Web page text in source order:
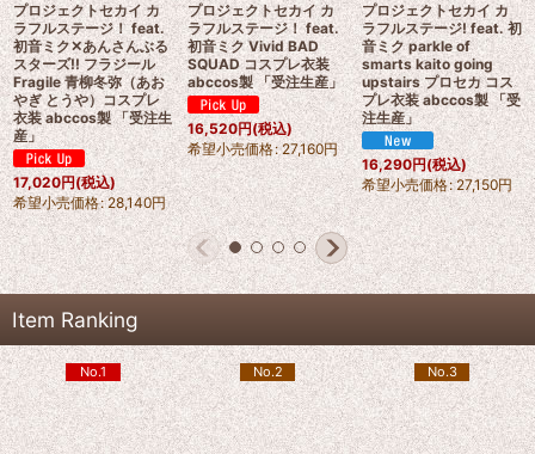
プロジェクトセカイ カ
ラフルステージ！ feat.
初音ミク✕あんさんぶる
スターズ!! フラジール
Fragile 青柳冬弥（あお
やぎ とうや）コスプレ
衣装 abccos製 「受注生
産」
17,020円(税込)
希望小売価格: 28,140円
プロジェクトセカイ カ
ラフルステージ！ feat.
初音ミク Vivid BAD
SQUAD コスプレ衣装
abccos製 「受注生産」
16,520円(税込)
希望小売価格: 27,160円
プロジェクトセカイ カ
ラフルステージ! feat. 初
音ミク parkle of
smarts kaito going
upstairs プロセカ コス
プレ衣装 abccos製 「受
注生産」
16,290円(税込)
希望小売価格: 27,150円
Item Ranking
No.1 No.2 No.3